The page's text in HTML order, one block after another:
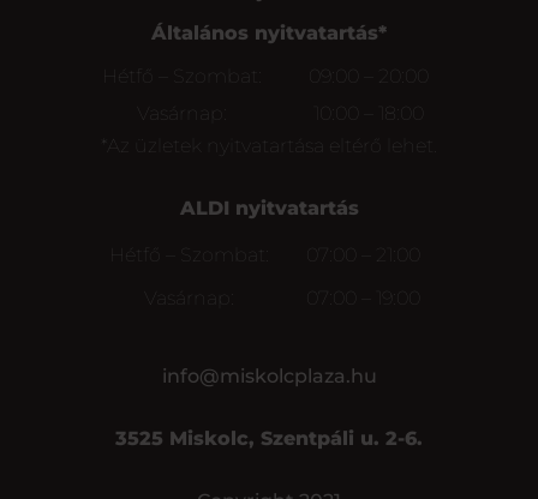
Általános nyitvatartás*
Hétfő – Szombat:
09:00 – 20:00
Vasárnap:
*Az üzletek nyitvatartása eltérő lehet.
ALDI nyitvatartás
Hétfő – Szombat:
07:00 – 21:00
Vasárnap:
info@miskolcplaza.hu
3525 Miskolc, Szentpáli u. 2-6.